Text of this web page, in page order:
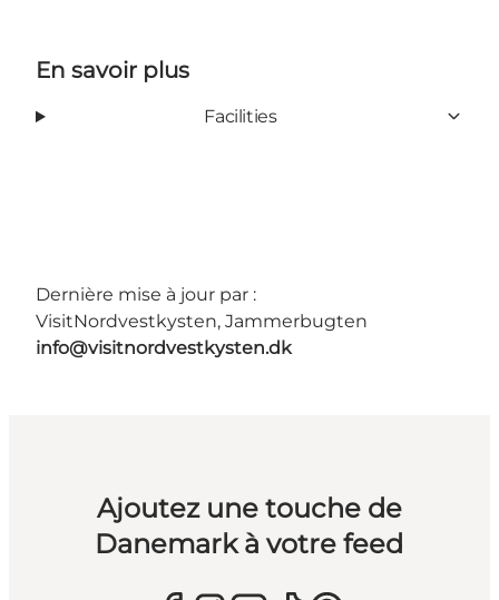
En savoir plus
Facilities
Dernière mise à jour par :
VisitNordvestkysten, Jammerbugten
info@visitnordvestkysten.dk
Ajoutez une touche de
Danemark à votre feed